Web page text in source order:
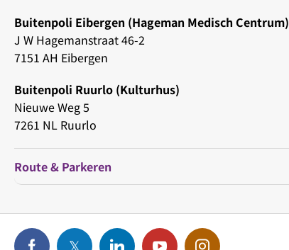
Buitenpoli Eibergen (Hageman Medisch Centrum)
J W Hagemanstraat 46-2
7151 AH Eibergen
Buitenpoli Ruurlo (Kulturhus)
Nieuwe Weg 5
7261 NL Ruurlo
Route & Parkeren